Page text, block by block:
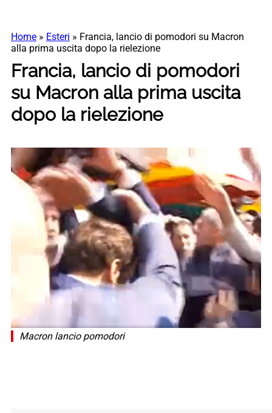
Home » Esteri » Francia, lancio di pomodori su Macron
alla prima uscita dopo la rielezione
Francia, lancio di pomodori
su Macron alla prima uscita
dopo la rielezione
Macron lancio pomodori